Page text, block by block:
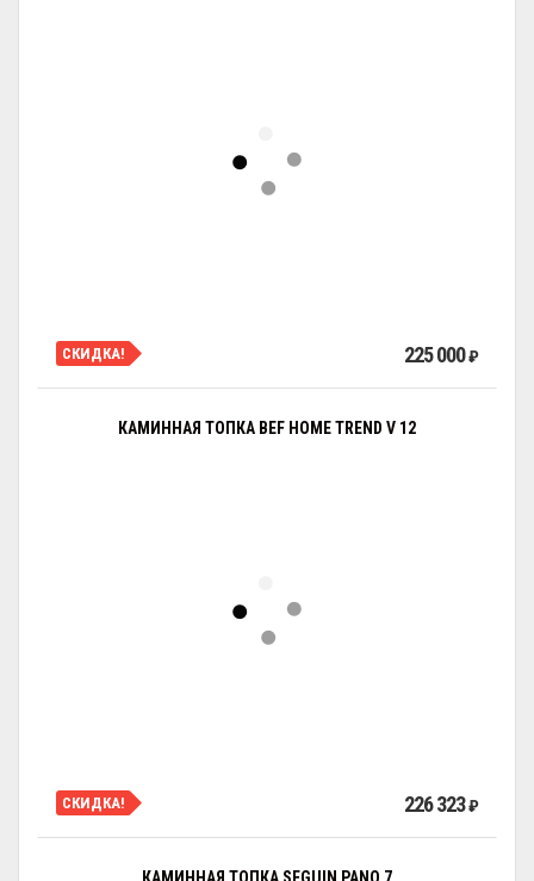
СКИДКА! 225 000₽
КАМИННАЯ ТОПКА BEF HOME TREND V 12
СКИДКА! 226 323₽